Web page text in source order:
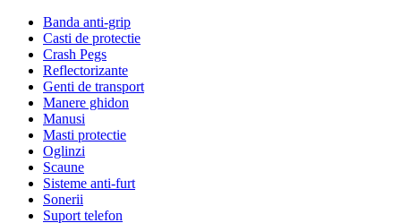
Banda anti-grip
Casti de protectie
Crash Pegs
Reflectorizante
Genti de transport
Manere ghidon
Manusi
Masti protectie
Oglinzi
Scaune
Sisteme anti-furt
Sonerii
Suport telefon